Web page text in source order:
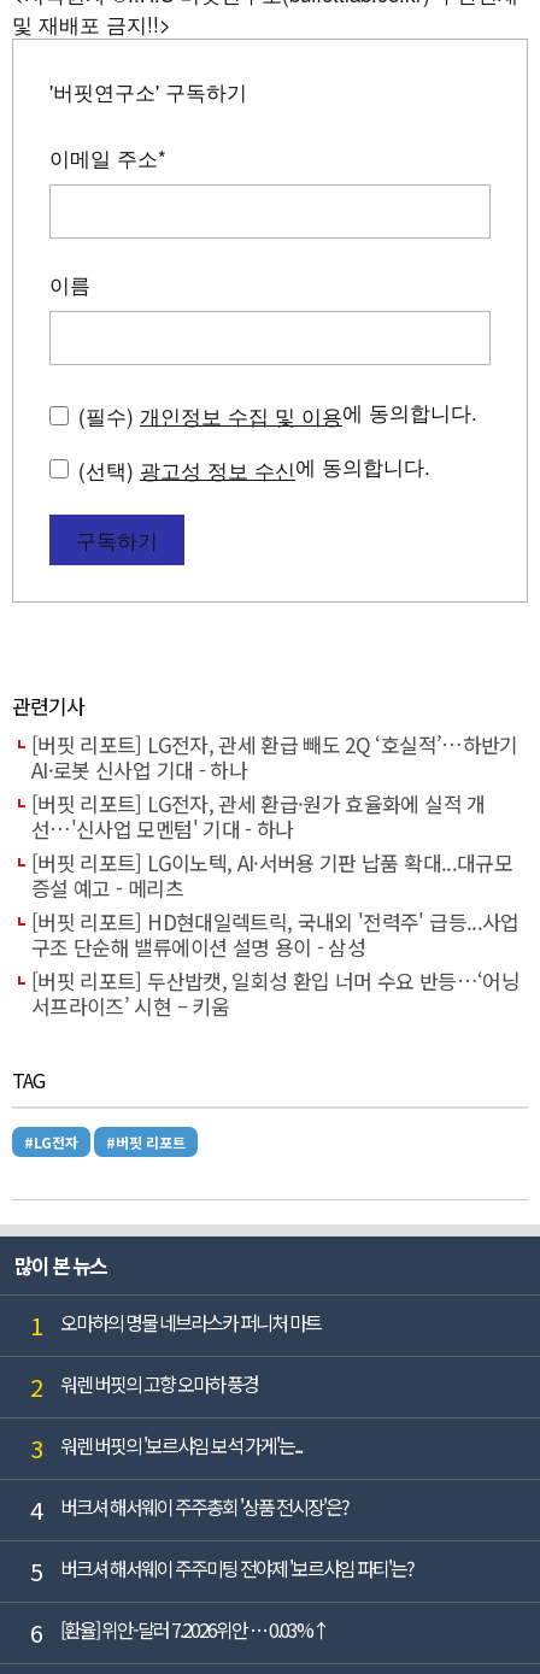
및 재배포 금지!!>
'버핏연구소' 구독하기
이메일 주소*
이름
(필수) 개인정보 수집 및 이용에 동의합니다.
(선택) 광고성 정보 수신에 동의합니다.
구독하기
관련기사
[버핏 리포트] LG전자, 관세 환급 빼도 2Q ‘호실적’…하반기
AI·로봇 신사업 기대 - 하나
[버핏 리포트] LG전자, 관세 환급·원가 효율화에 실적 개
선…'신사업 모멘텀' 기대 - 하나
[버핏 리포트] LG이노텍, AI·서버용 기판 납품 확대...대규모
증설 예고 - 메리츠
[버핏 리포트] HD현대일렉트릭, 국내외 '전력주' 급등...사업
구조 단순해 밸류에이션 설명 용이 - 삼성
[버핏 리포트] 두산밥캣, 일회성 환입 너머 수요 반등…‘어닝
서프라이즈’ 시현 – 키움
TAG
#LG전자 #버핏 리포트
많이 본 뉴스
1 오마하의 명물 네브라스카 퍼니처 마트
2 워렌 버핏의 고향 오마하 풍경
3 워렌 버핏의 '보르샤임 보석 가게'는...
4 버크셔 해서웨이 주주총회 '상품 전시장'은?
5 버크셔 해서웨이 주주미팅 전야제 '보르샤임 파티'는?
6 [환율] 위안-달러 7.2026위안 … 0.03%↑